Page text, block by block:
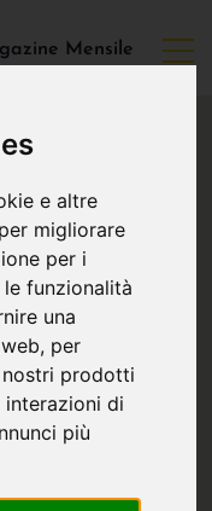
e altre
migliorare
per i
funzionalità
una
, per
nostri prodotti
interazioni di
più
Mensile